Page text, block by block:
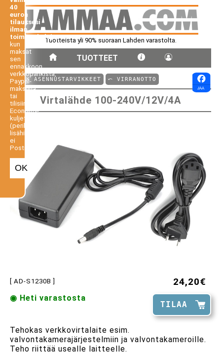
Tuotteista yli 90% suoraan Lahden varastolta.
TUOTTEET
40
euron
tilauksesi
ilman
toimituskuluja,
kun
maksat
sen
ennakkoon
verkkopankista,
Paypal-
maksuna
tai
tilisiirtona.
Economy-
kuljetus
(perilletoimitus
lisähintaan,
ei
Postiennakko).
OK
⤺ VK ASENNUSTARVIKKEET ⤺ VIRRANOTTO
Virtalähde 100-240V/12V/4A
[ AD-S1230B ] 24,20€
TILAA
◉ Heti varastosta
Tehokas verkkovirtalaite esim.
valvontakamerajärjestelmiin ja valvontakameroille.
Teho riittää usealle laitteelle.